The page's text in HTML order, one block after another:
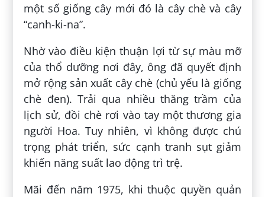
một số giống cây mới đó là cây chè và cây
“canh-ki-na”.
Nhờ vào điều kiện thuận lợi từ sự màu mỡ
của thổ dưỡng nơi đây, ông đã quyết định
mở rộng sản xuất cây chè (chủ yếu là giống
chè đen). Trải qua nhiều thăng trầm của
lịch sử, đồi chè rơi vào tay một thương gia
người Hoa. Tuy nhiên, vì không được chú
trọng phát triển, sức cạnh tranh sụt giảm
khiến năng suất lao động trì trệ.
Mãi đến năm 1975, khi thuộc quyền quản